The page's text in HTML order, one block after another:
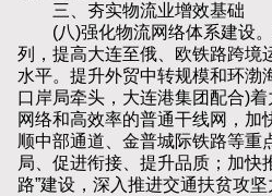
三、夯实物流业增效基础
(八)强化物流网络体系建设。
列，提高大连至俄、欧铁路跨境
水平。提升外贸中转规模和环渤
口岸局牵头，大连港集团配合)
网络和高效率的普通干线网，加
顺中部通道、金普城际铁路等重
局、促进衔接、提升品质；加快
路”建设，深入推进交通扶贫攻